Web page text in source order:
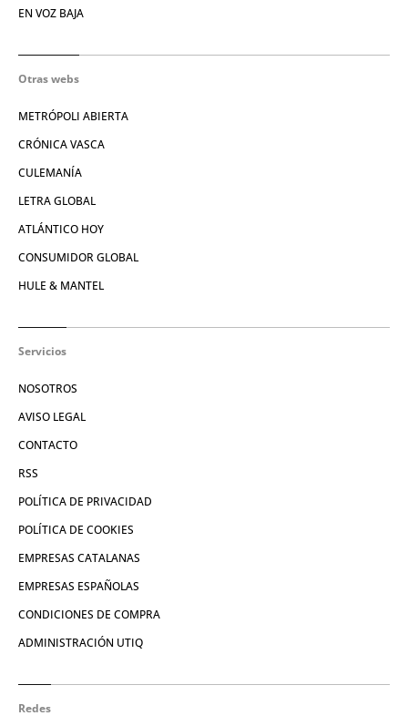
EN VOZ BAJA
Otras webs
METRÓPOLI ABIERTA
CRÓNICA VASCA
CULEMANÍA
LETRA GLOBAL
ATLÁNTICO HOY
CONSUMIDOR GLOBAL
HULE & MANTEL
Servicios
NOSOTROS
AVISO LEGAL
CONTACTO
RSS
POLÍTICA DE PRIVACIDAD
POLÍTICA DE COOKIES
EMPRESAS CATALANAS
EMPRESAS ESPAÑOLAS
CONDICIONES DE COMPRA
ADMINISTRACIÓN UTIQ
Redes